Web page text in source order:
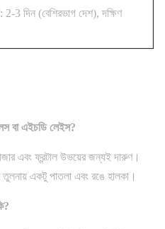
3 দিন (বেশিরভাগ দেশ), দক্ষিণ
বা এইচডি লেইস?
এবং ফ্রন্টাল উভয়ের জন্যই দারুণ।
তুলনায় একটু পাতলা এবং রঙে হালকা।